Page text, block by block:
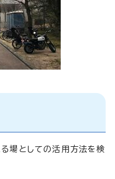
場としての活用方法を検